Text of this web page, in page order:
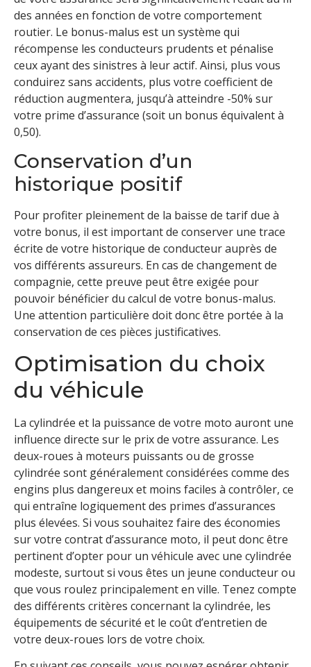
des années en fonction de votre comportement
routier. Le bonus-malus est un système qui
récompense les conducteurs prudents et pénalise
ceux ayant des sinistres à leur actif. Ainsi, plus vous
conduirez sans accidents, plus votre coefficient de
réduction augmentera, jusqu’à atteindre -50% sur
votre prime d’assurance (soit un bonus équivalent à
0,50).
Conservation d’un
historique positif
Pour profiter pleinement de la baisse de tarif due à
votre bonus, il est important de conserver une trace
écrite de votre historique de conducteur auprès de
vos différents assureurs. En cas de changement de
compagnie, cette preuve peut être exigée pour
pouvoir bénéficier du calcul de votre bonus-malus.
Une attention particulière doit donc être portée à la
conservation de ces pièces justificatives.
Optimisation du choix
du véhicule
La cylindrée et la puissance de votre moto auront une
influence directe sur le prix de votre assurance. Les
deux-roues à moteurs puissants ou de grosse
cylindrée sont généralement considérées comme des
engins plus dangereux et moins faciles à contrôler, ce
qui entraîne logiquement des primes d’assurances
plus élevées. Si vous souhaitez faire des économies
sur votre contrat d’assurance moto, il peut donc être
pertinent d’opter pour un véhicule avec une cylindrée
modeste, surtout si vous êtes un jeune conducteur ou
que vous roulez principalement en ville. Tenez compte
des différents critères concernant la cylindrée, les
équipements de sécurité et le coût d’entretien de
votre deux-roues lors de votre choix.